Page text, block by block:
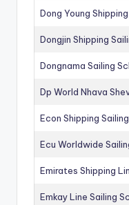
Dong Young
Dongjin Shipping
Dongnama Sailing
Dp World Nhava
Econ Shipping
Ecu Worldwide
Emirates Shipping
Emkay Line Sailing